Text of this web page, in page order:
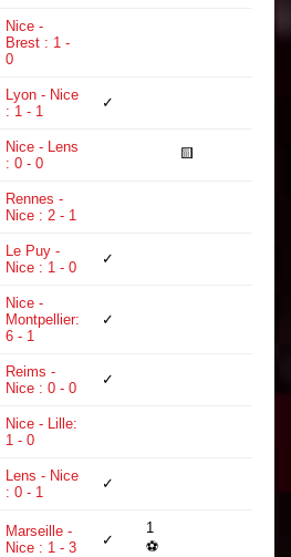
Nice -
Brest : 1 -
0
Lyon - Nice
: 1 - 1
✓
Nice - Lens
: 0 - 0
🟨
Rennes -
Nice : 2 - 1
Le Puy -
Nice : 1 - 0
✓
Nice -
Montpellier:
6 - 1
✓
Reims -
Nice : 0 - 0
✓
Nice - Lille:
1 - 0
Lens - Nice
: 0 - 1
✓
Marseille -
Nice : 1 - 3
✓
1
⚽